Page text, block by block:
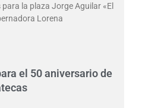
la plaza Jorge Aguilar «El
Lorena
el 50 aniversario de